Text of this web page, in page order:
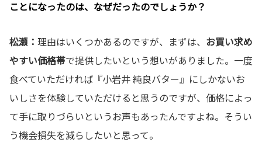
ことになったのは、なぜだったのでしょうか？
松瀬： 理由はいくつかあるのですが、まずは、 お買い求め
やすい価格帯で提供したいという想いがありました。一度
食べていただければ『小岩井 純良バター』にしかないお
いしさを体験していただけると思うのですが、価格によっ
て手に取りづらいというお声もあったんですよね。そうい
う機会損失を減らしたいと思って。